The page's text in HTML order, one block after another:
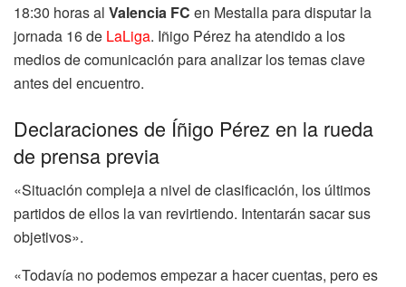
18:30 horas al Valencia FC en Mestalla para disputar la
jornada 16 de LaLiga. Iñigo Pérez ha atendido a los
medios de comunicación para analizar los temas clave
antes del encuentro.
Declaraciones de Íñigo Pérez en la rueda
de prensa previa
«Situación compleja a nivel de clasificación, los últimos
partidos de ellos la van revirtiendo. Intentarán sacar sus
objetivos».
«Todavía no podemos empezar a hacer cuentas, pero es